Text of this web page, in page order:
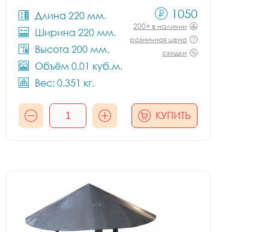
Длина 220 мм.
Ширина 220 мм.
Высота 200 мм.
Объём 0.01 куб.м.
Вес: 0.351 кг.
1050
200+ в наличии
розничная цена
скидки
КУПИТЬ